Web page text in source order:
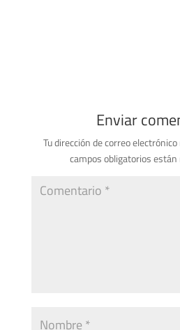
Enviar
Tu dirección de correo
campos obligatorios están